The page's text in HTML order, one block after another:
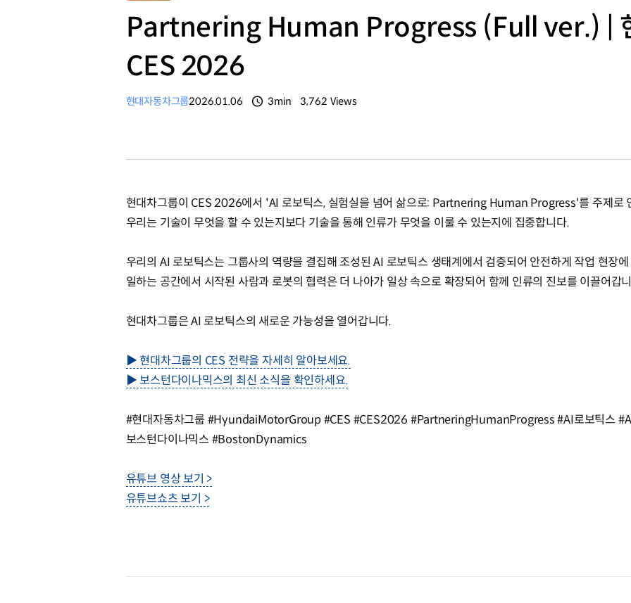
Partnering Human Progress (Full ver.) | 현
CES 2026
현대자동차그룹2026.01.06 3min 3,762 Views
현대차그룹이 CES 2026에서 'AI 로보틱스, 실험실을 넘어 삶으로: Partnering Human Progress'를 주제로
우리는 기술이 무엇을 할 수 있는지보다 기술을 통해 인류가 무엇을 이룰 수 있는지에 집중합니다.
우리의 AI 로보틱스는 그룹사의 역량을 결집해 조성된 AI 로보틱스 생태계에서 검증되어 안전하게 작업 현장
일하는 공간에서 시작된 사람과 로봇의 협력은 더 나아가 일상 속으로 확장되어 함께 인류의 진보를 이끌어갑
현대차그룹은 AI 로보틱스의 새로운 가능성을 열어갑니다.
▶ 현대차그룹의 CES 전략을 자세히 알아보세요.
▶ 보스턴다이나믹스의 최신 소식을 확인하세요.
#현대자동차그룹 #HyundaiMotorGroup #CES #CES2026 #PartneringHumanProgress #AI로보틱스
보스턴다이나믹스 #BostonDynamics
유튜브 영상 보기 >
유튜브쇼츠 보기 >